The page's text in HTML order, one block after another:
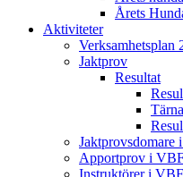
Årets
Aktiviteter
Verksamhetsplan
Jaktprov
Resultat
Jaktprovsdomare
Apportprov i
Instruktörer i